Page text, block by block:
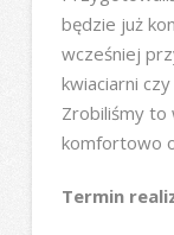
będzie już
wcześniej
kwiaciarni
Zrobiliśmy to
komfortowo
Termin